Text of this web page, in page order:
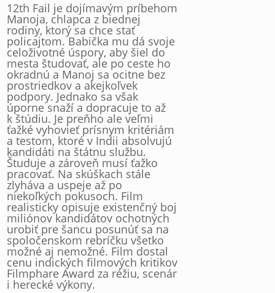
12th Fail je dojímavým príbehom
Manoja, chlapca z biednej
rodiny, ktorý sa chce stať
policajtom. Babička mu dá svoje
celoživotné úspory, aby šiel do
mesta študovať, ale po ceste ho
okradnú a Manoj sa ocitne bez
prostriedkov a akejkoľvek
podpory. Jednako sa však
úporne snaží a dopracuje to až
k štúdiu. Je preňho ale veľmi
ťažké vyhovieť prísnym kritériám
a testom, ktoré v Indii absolvujú
kandidáti na štátnu službu.
Študuje a zároveň musí ťažko
pracovať. Na skúškach stále
zlyháva a uspeje až po
niekoľkých pokusoch. Film
realisticky opisuje existenčný boj
miliónov kandidátov ochotných
urobiť pre šancu posunúť sa na
spoločenskom rebríčku všetko
možné aj nemožné. Film dostal
cenu indických filmových kritikov
Filmphare Award za réžiu, scenár
i herecké výkony.